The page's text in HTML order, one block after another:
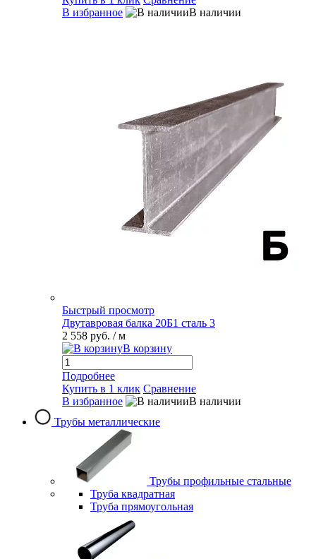
В избранное
В наличии
Быстрый просмотр
Двутавровая балка 20Б1 сталь 3
2 558 руб. / м
В корзину
Подробнее
Купить в 1 клик Сравнение
В избранное
В наличии
Трубы металлические
Трубы профильные стальные
Труба квадратная
Труба прямоугольная